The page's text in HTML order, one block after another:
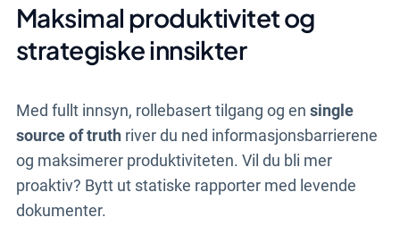
Maksimal produktivitet og
strategiske innsikter
Med fullt innsyn, rollebasert tilgang og en single
source of truth river du ned informasjonsbarrierene
og maksimerer produktiviteten. Vil du bli mer
proaktiv? Bytt ut statiske rapporter med levende
dokumenter.